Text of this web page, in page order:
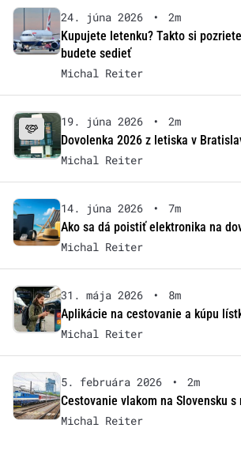
24. júna 2026 •
2m
Kupujete letenku? Takto si
budete sedieť
Michal Reiter
19. júna 2026 •
2m
Dovolenka 2026 z letiska v
Michal Reiter
14. júna 2026 •
7m
Ako sa dá poistiť elektronika na
Michal Reiter
31. mája 2026 •
8m
Aplikácie na cestovanie a kúpu
Michal Reiter
5. februára 2026 •
2m
Cestovanie vlakom na Slovensku
Michal Reiter